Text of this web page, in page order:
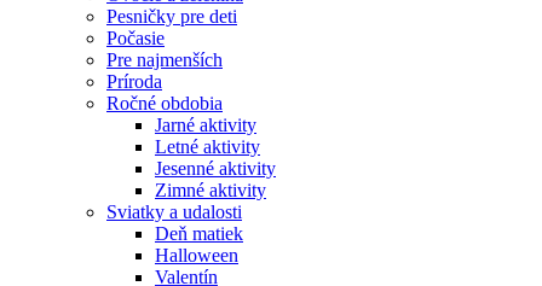
Pesničky pre deti
Počasie
Pre najmenších
Príroda
Ročné obdobia
Jarné aktivity
Letné aktivity
Jesenné aktivity
Zimné aktivity
Sviatky a udalosti
Deň matiek
Halloween
Valentín